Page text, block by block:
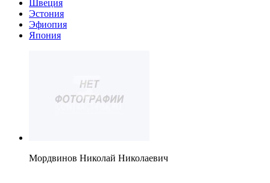
Швеция
Эстония
Эфиопия
Япония
Мордвинов Николай Николаевич